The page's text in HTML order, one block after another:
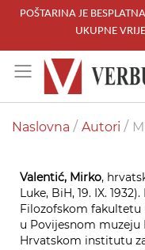
POŠTARINA JE
UKUPNE
to
Content
Naslovna Autori
Valentić, Mirko,
Luke, BiH, 19. IX.
Filozofskom fakultetu
u Povijesnom muzeju
Hrvatskom institutu